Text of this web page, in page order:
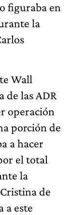
figuraba en
la
Wall
de las ADR
operación
porción de
a hacer
el total
la
de
a este